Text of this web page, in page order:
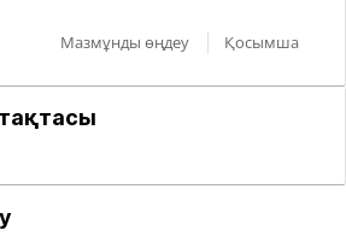
Мазмұнды өңдеу
Қосымша